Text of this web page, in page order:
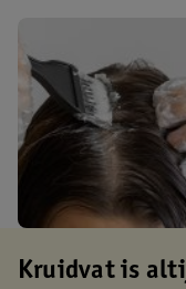
Kruidvat is